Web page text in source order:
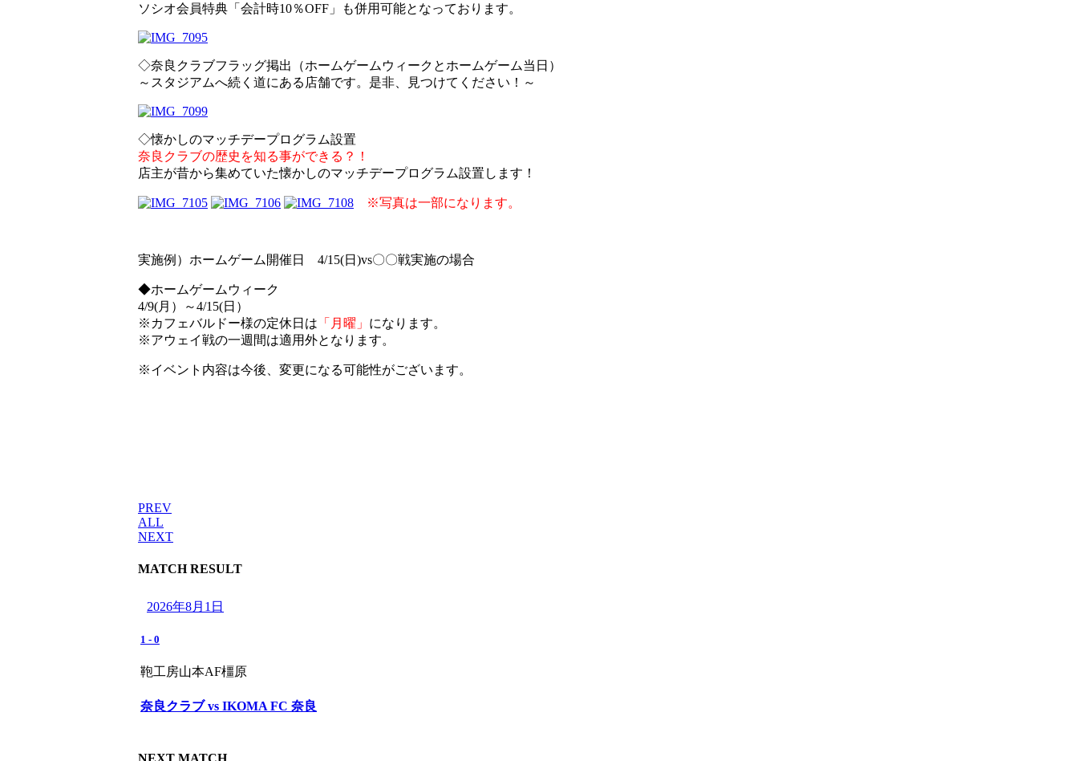
ソシオ会員特典「会計時10％OFF」も併用可能となっております。
◇奈良クラブフラッグ掲出（ホームゲームウィークとホームゲーム当日）
～スタジアムへ続く道にある店舗です。是非、見つけてください！～
◇懐かしのマッチデープログラム設置
奈良クラブの歴史を知る事ができる？！
店主が昔から集めていた懐かしのマッチデープログラム設置します！
※写真は一部になります。
実施例）ホームゲーム開催日 4/15(日)vs〇〇戦実施の場合
◆ホームゲームウィーク
4/9(月）～4/15(日）
※カフェバルドー様の定休日は 「月曜」 になります。
※アウェイ戦の一週間は適用外となります。
※イベント内容は今後、変更になる可能性がございます。
PREV
ALL
NEXT
MATCH RESULT
2026年8月1日
1 - 0
鞄工房山本AF橿原
奈良クラブ vs IKOMA FC 奈良